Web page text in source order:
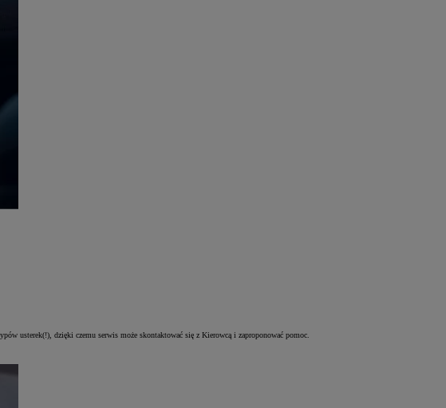
usterek(!), dzięki czemu serwis może skontaktować się z Kierowcą i zaproponować pomoc.